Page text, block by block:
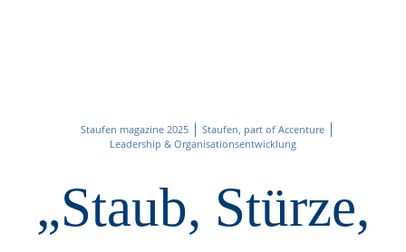
Staufen magazine 2025
Staufen, part of Accenture
Leadership & Organisationsentwicklung
„Staub, Stürze,